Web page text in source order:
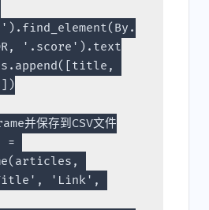
'.score').text
并保存到CSV文件
=
'Link',